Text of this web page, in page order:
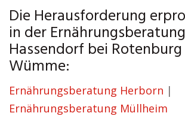
Die Herausforderung
in der
Hassendorf bei
Wümme:
Ernährungsberatung Herborn |
Ernährungsberatung Müllheim